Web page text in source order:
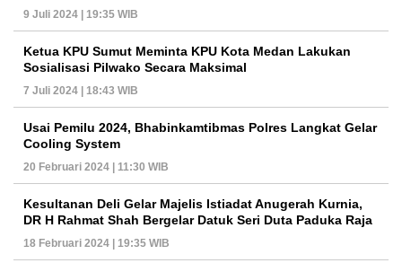
9 Juli 2024 | 19:35 WIB
Ketua KPU Sumut Meminta KPU Kota Medan Lakukan
Sosialisasi Pilwako Secara Maksimal
7 Juli 2024 | 18:43 WIB
Usai Pemilu 2024, Bhabinkamtibmas Polres Langkat Gelar
Cooling System
20 Februari 2024 | 11:30 WIB
Kesultanan Deli Gelar Majelis Istiadat Anugerah Kurnia,
DR H Rahmat Shah Bergelar Datuk Seri Duta Paduka Raja
18 Februari 2024 | 19:35 WIB